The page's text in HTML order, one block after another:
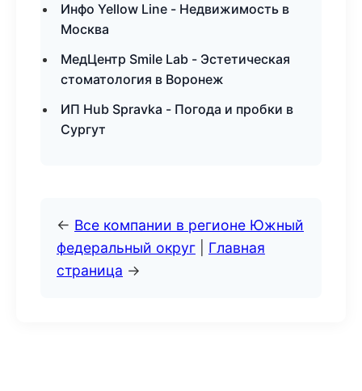
Инфо Yellow Line - Недвижимость в
Москва
МедЦентр Smile Lab - Эстетическая
стоматология в Воронеж
ИП Hub Spravka - Погода и пробки в
Сургут
← Все компании в регионе Южный
федеральный округ
Главная
страница →